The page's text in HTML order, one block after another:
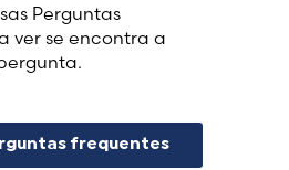
Perguntas
ver se encontra a
frequentes